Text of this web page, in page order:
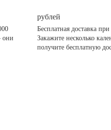
они
рублей
Бесплатная доставка при
Закажите несколько
получите бесплатную